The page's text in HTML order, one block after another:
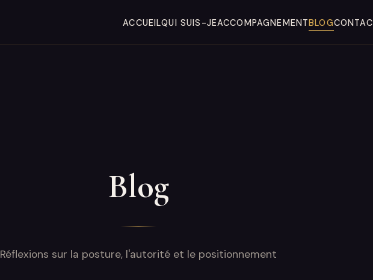
ACCUEILQUI SUIS-JEACCOMPAGNEMENTBLOG
Blog
Réflexions sur la posture, l'autorité et le positionnement